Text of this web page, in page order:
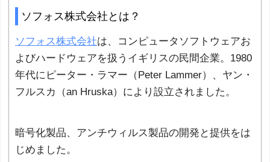
ソフォス株式会社とは？
ソフォス株式会社は、コンピュータソフトウェアお
よびハードウェアを扱うイギリスの民間企業。1980
年代にピーター・ラマー（Peter Lammer）、ヤン・
フルスカ（an Hruska）により設立されました。
暗号化製品、アンチウィルス製品の開発と提供をは
じめました。